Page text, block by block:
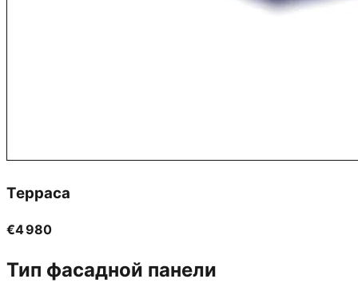
Терраса
€4 980
Тип фасадной панели